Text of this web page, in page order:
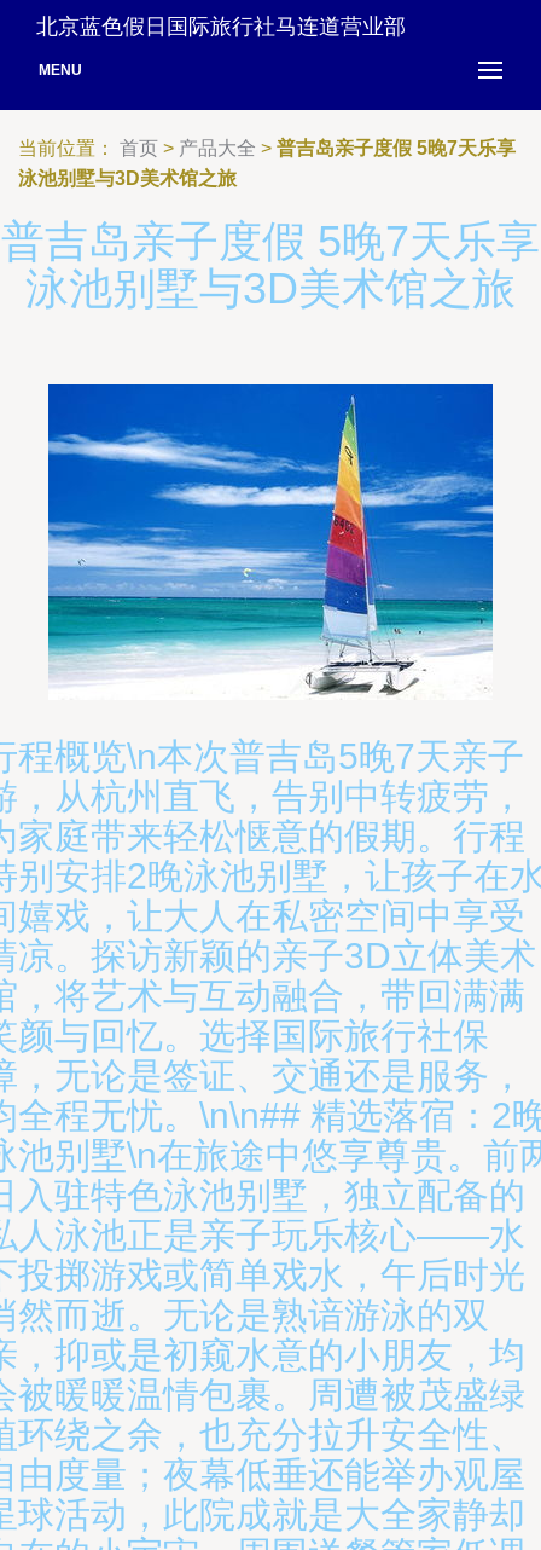
北京蓝色假日国际旅行社马连道营业部
MENU
当前位置： 首页 > 产品大全 > 普吉岛亲子度假 5晚7天乐享
泳池别墅与3D美术馆之旅
普吉岛亲子度假 5晚7天乐享
泳池别墅与3D美术馆之旅
程概览\n本次普吉岛5晚7天亲子
，从杭州直飞，告别中转疲劳，
家庭带来轻松惬意的假期。行程
别安排2晚泳池别墅，让孩子在
嬉戏，让大人在私密空间中享受
凉。探访新颖的亲子3D立体美术
，将艺术与互动融合，带回满满
颜与回忆。选择国际旅行社保
，无论是签证、交通还是服务，
全程无忧。\n\n## 精选落宿：2
池别墅\n在旅途中悠享尊贵。前
入驻特色泳池别墅，独立配备的
人泳池正是亲子玩乐核心——水
投掷游戏或简单戏水，午后时光
然而逝。无论是熟谙游泳的双
，抑或是初窥水意的小朋友，均
被暖暖温情包裹。周遭被茂盛绿
环绕之余，也充分拉升安全性、
由度量；夜幕低垂还能举办观屋
球活动，此院成就是大全家静却